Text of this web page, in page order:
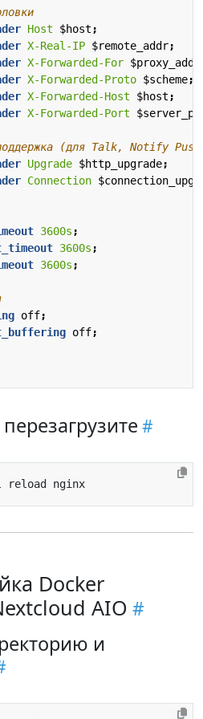
Host $host;
X-Real-IP $remote_addr;
X-Forwarded-For
X-Forwarded-Proto $scheme;
X-Forwarded-Host $host;
X-Forwarded-Port
Upgrade $http_upgrade;
Connection
3600s;
3600s;
3600s;
off;
off;
Docker
AIO
и